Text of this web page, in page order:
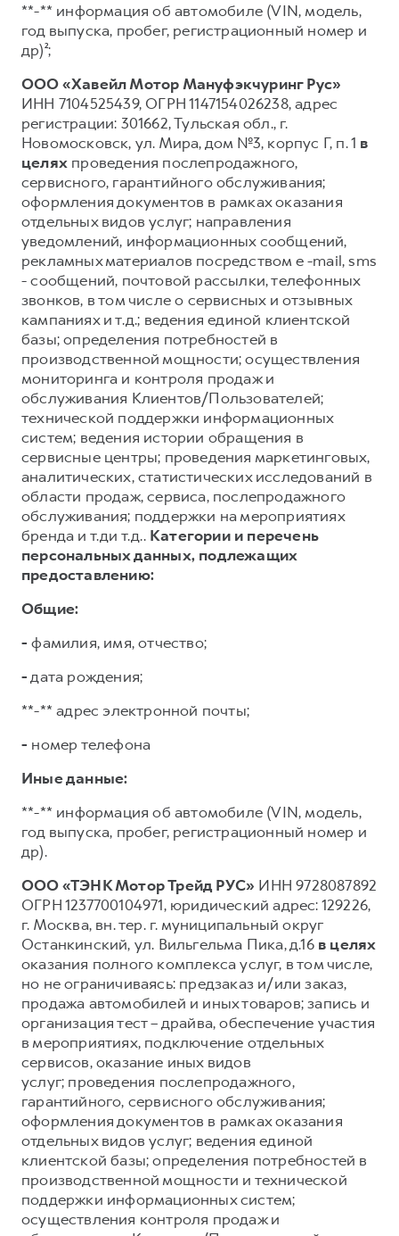
**-** информация об автомобиле (VIN, модель,
год выпуска, пробег, регистрационный номер и
др)²;
ООО «Хавейл Мотор Мануфэкчуринг Рус»
ИНН 7104525439, ОГРН 1147154026238, адрес
регистрации: 301662, Тульская обл., г.
Новомосковск, ул. Мира, дом №3, корпус Г, п. 1 в
целях проведения послепродажного,
сервисного, гарантийного обслуживания;
оформления документов в рамках оказания
отдельных видов услуг; направления
уведомлений, информационных сообщений,
рекламных материалов посредством e -mail, sms
- сообщений, почтовой рассылки, телефонных
звонков, в том числе о сервисных и отзывных
кампаниях и т.д.; ведения единой клиентской
базы; определения потребностей в
производственной мощности; осуществления
мониторинга и контроля продаж и
обслуживания Клиентов/Пользователей;
технической поддержки информационных
систем; ведения истории обращения в
сервисные центры; проведения маркетинговых,
аналитических, статистических исследований в
области продаж, сервиса, послепродажного
обслуживания; поддержки на мероприятиях
бренда и т.ди т.д.. Категории и перечень
персональных данных, подлежащих
предоставлению:
Общие:
- фамилия, имя, отчество;
-дата рождения;
**-** адрес электронной почты;
- номер телефона
Иные данные:
**-** информация об автомобиле (VIN, модель,
год выпуска, пробег, регистрационный номер и
др).
ООО «ТЭНК Мотор Трейд РУС» ИНН 9728087892
ОГРН 1237700104971, юридический адрес: 129226,
г. Москва, вн. тер. г. муниципальный округ
Останкинский, ул. Вильгельма Пика, д.16 в целях
оказания полного комплекса услуг, в том числе,
но не ограничиваясь: предзаказ и/или заказ,
продажа автомобилей и иных товаров; запись и
организация тест – драйва, обеспечение участия
в мероприятиях, подключение отдельных
сервисов, оказание иных видов
услуг; проведения послепродажного,
гарантийного, сервисного обслуживания;
оформления документов в рамках оказания
отдельных видов услуг; ведения единой
клиентской базы; определения потребностей в
производственной мощности и технической
поддержки информационных систем;
осуществления контроля продаж и